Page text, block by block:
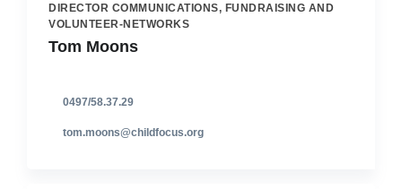
DIRECTOR COMMUNICATIONS, FUNDRAISING AND
VOLUNTEER-NETWORKS
Tom Moons
0497/58.37.29
tom.moons@childfocus.org